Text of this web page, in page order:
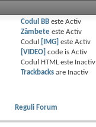
Codul BB esteActiv
Zâmbete esteActiv
Codul
[IMG] esteActiv
[VIDEO] code isActiv
Codul HTML este Inactiv
Trackbacks are Inactiv
Reguli Forum